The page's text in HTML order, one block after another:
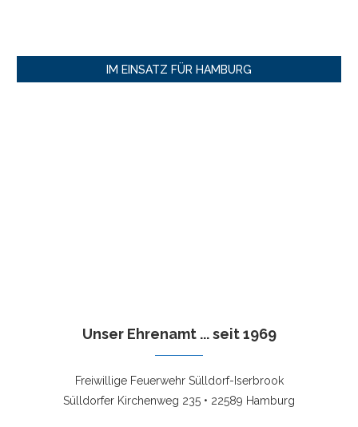
IM EINSATZ FÜR HAMBURG
Unser Ehrenamt ... seit 1969
Freiwillige Feuerwehr Sülldorf-Iserbrook
Sülldorfer Kirchenweg 235 • 22589 Hamburg